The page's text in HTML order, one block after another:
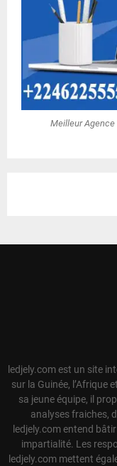
Meilleur Agence
ledjely.com est un site
sur la Guinée, l’Afrique
sa jeune équipe, il
analyses fraiches,
ledjely.com entend
impartialité. Les
ledjely.com mettent